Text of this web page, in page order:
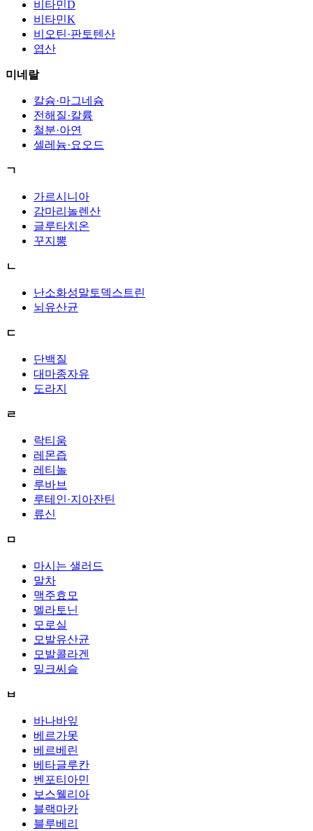
비타민D
비타민K
비오틴·판토텐산
엽산
미네랄
칼슘·마그네슘
전해질·칼륨
철분·아연
셀레늄·요오드
ㄱ
가르시니아
감마리놀렌산
글루타치온
꾸지뽕
ㄴ
난소화성말토덱스트린
뇌유산균
ㄷ
단백질
대마종자유
도라지
ㄹ
락티움
레몬즙
레티놀
루바브
루테인·지아잔틴
류신
ㅁ
마시는 샐러드
말차
맥주효모
멜라토닌
모로실
모발유산균
모발콜라겐
밀크씨슬
ㅂ
바나바잎
베르가못
베르베린
베타글루칸
벤포티아민
보스웰리아
블랙마카
블루베리